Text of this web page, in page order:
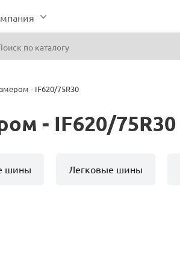
- IF620/75R30
- IF620/75R30
шины Легковые шины